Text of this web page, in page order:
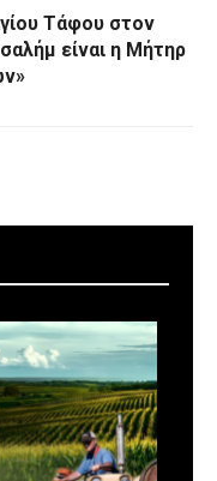
Τάφου στον
είναι η Μήτηρ